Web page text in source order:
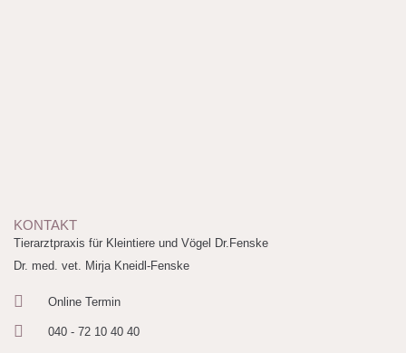
KONTAKT
Tierarztpraxis für Kleintiere und Vögel Dr.Fenske
Dr. med. vet. Mirja Kneidl-Fenske
Online Termin
040 - 72 10 40 40